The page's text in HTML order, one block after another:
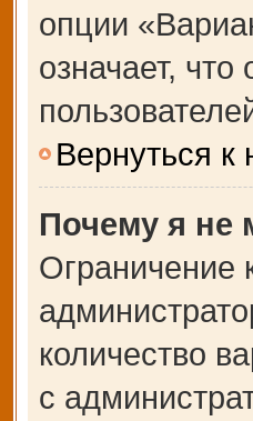
опции
означает,
Вернуться к
Почему я не
Ограничение
количество
с